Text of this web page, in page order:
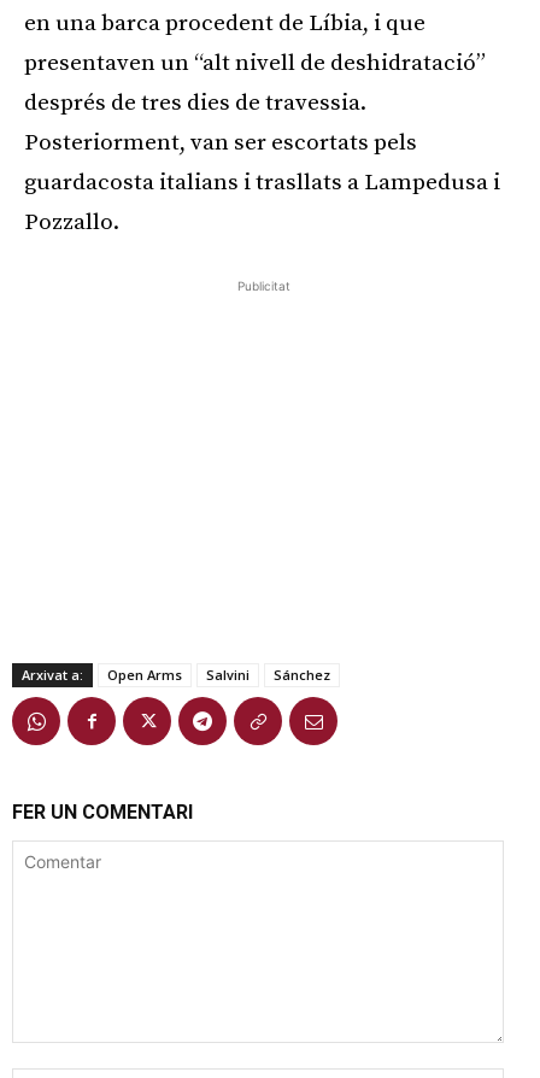
en una barca procedent de Líbia, i que
presentaven un “alt nivell de deshidratació”
després de tres dies de travessia.
Posteriorment, van ser escortats pels
guardacosta italians i trasllats a Lampedusa i
Pozzallo.
Publicitat
Arxivat a: Open Arms Salvini Sánchez
FER UN COMENTARI